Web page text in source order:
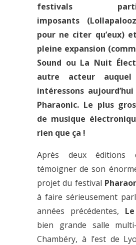
festivals
imposants (
pour ne citer qu’eux)
pleine expansion
Sound ou La Nuit
autre acteur auquel
intéressons
Pharaonic. Le plus
de musique
rien que ça !
Après deux
témoigner de son
projet du festival
à faire sérieusement
années précédentes,
bien grande salle
Chambéry, à l’est de